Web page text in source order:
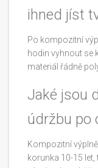
ihned jíst
Po kompozitní
hodin vyhnout se
materiál řádně
Jaké jsou
údržbu po
Kompozitní
korunka 10-15